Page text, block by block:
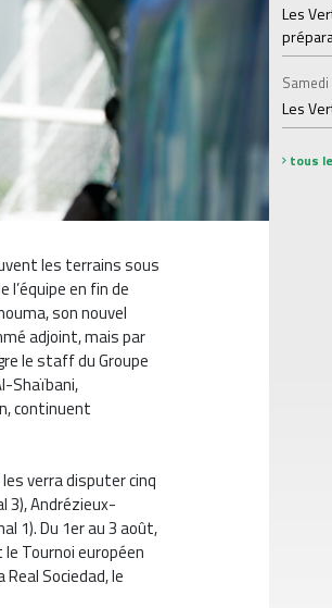
les terrains sous
l’équipe en fin de
son nouvel
adjoint, mais par
le staff du Groupe
Shaïbani,
continuent
verra disputer cinq
3), Andrézieux-
1). Du 1er au 3 août,
Tournoi européen
Sociedad, le
Les
Les
tous